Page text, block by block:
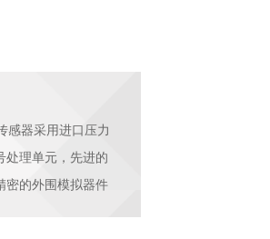
感器采用进口压力
处理单元，先进的
密的外围模拟器件